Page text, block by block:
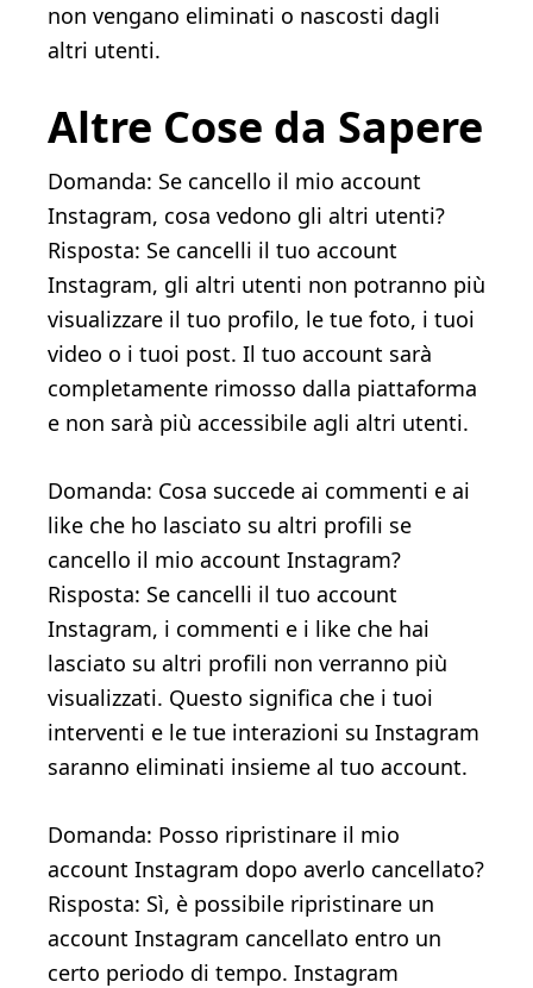
non vengano eliminati o nascosti dagli
altri utenti.
Altre Cose da Sapere
Domanda: Se cancello il mio account
Instagram, cosa vedono gli altri utenti?
Risposta: Se cancelli il tuo account
Instagram, gli altri utenti non potranno più
visualizzare il tuo profilo, le tue foto, i tuoi
video o i tuoi post. Il tuo account sarà
completamente rimosso dalla piattaforma
e non sarà più accessibile agli altri utenti.
Domanda: Cosa succede ai commenti e ai
like che ho lasciato su altri profili se
cancello il mio account Instagram?
Risposta: Se cancelli il tuo account
Instagram, i commenti e i like che hai
lasciato su altri profili non verranno più
visualizzati. Questo significa che i tuoi
interventi e le tue interazioni su Instagram
saranno eliminati insieme al tuo account.
Domanda: Posso ripristinare il mio
account Instagram dopo averlo cancellato?
Risposta: Sì, è possibile ripristinare un
account Instagram cancellato entro un
certo periodo di tempo. Instagram